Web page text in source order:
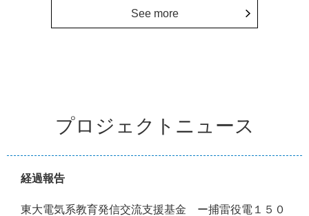
See more
プロジェクトニュース
経過報告
東大電気系教育発信交流支援基金 ー捕雷役電１５０